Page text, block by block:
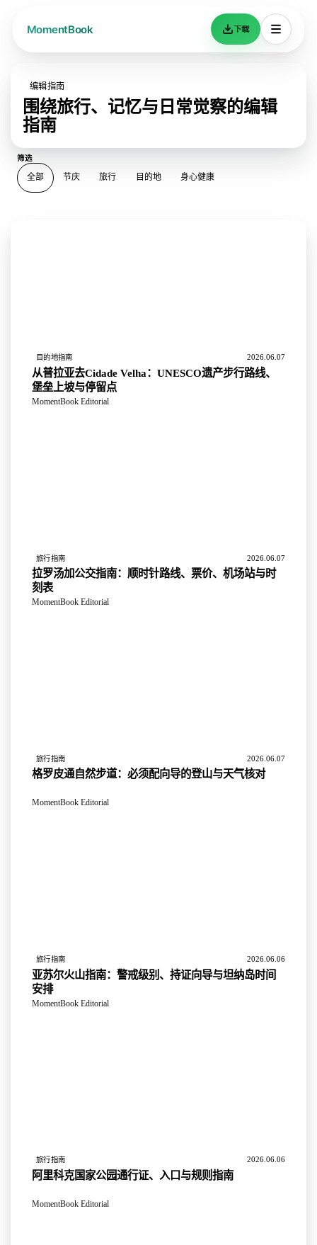
下载
编辑指南
围绕旅行、记忆与日常觉察的编辑
指南
筛选
全部 节庆 旅行 目的地 身心健康
目的地指南 2026.06.07
从普拉亚去Cidade Velha：UNESCO遗产步行路线、
堡垒上坡与停留点
MomentBook Editorial
旅行指南 2026.06.07
拉罗汤加公交指南：顺时针路线、票价、机场站与时
刻表
MomentBook Editorial
旅行指南 2026.06.07
格罗皮通自然步道：必须配向导的登山与天气核对
MomentBook Editorial
旅行指南 2026.06.06
亚苏尔火山指南：警戒级别、持证向导与坦纳岛时间
安排
MomentBook Editorial
旅行指南 2026.06.06
阿里科克国家公园通行证、入口与规则指南
MomentBook Editorial